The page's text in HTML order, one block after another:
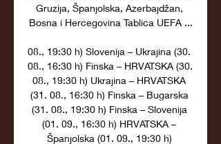
Gruzija, Španjolska, Azerbajdžan,
Bosna i Hercegovina Tablica UEFA ...
08., 19:30 h) Slovenija – Ukrajina (30.
08., 16:30 h) Finska – HRVATSKA (30.
08., 19:30 h) Ukrajina – HRVATSKA
(31. 08., 16:30 h) Finska – Bugarska
(31. 08., 19:30 h) Finska – Slovenija
(01. 09., 16:30 h) HRVATSKA –
Španjolska (01. 09., 19:30 h)